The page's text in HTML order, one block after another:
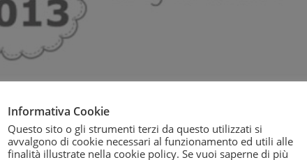
Informativa Cookie
Questo sito o gli strumenti terzi da questo utilizzati si
avvalgono di cookie necessari al funzionamento ed utili alle
finalità illustrate nella cookie policy. Se vuoi saperne di più